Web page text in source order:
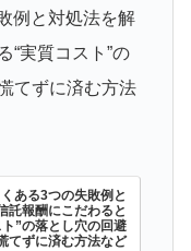
例と対処法を解
“実質コスト”の
てずに済む方法
ある3つの失敗例と
託報酬にこだわると
”の落とし穴の回避
てずに済む方法など